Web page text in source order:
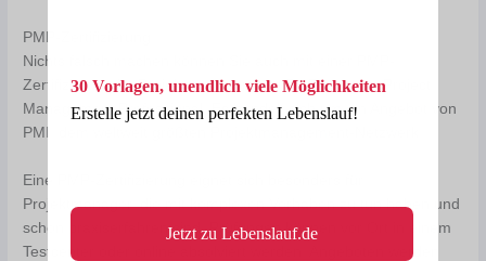
PMP-Zertifizierung
Nichts falsch machen können Sie auch mit einer PMP-
Zertifizierung im Projektmanagement. PMP steht für Project
Management Professional. Es handelt sich um ein Angebot von
PMI, dem weltweit größten Projektmanagement-Netzwerk.
Eine PMP-Zertifizierung eignet sich besonders für
Projektmanager, die mit komplexen Vorhaben zu tun haben und
schon praxiserfahren sind. Prüfungen können vor Ort in einem
Testcenter oder online absolviert werden. Angeboten werden
30 Vorlagen, unendlich viele Möglichkeiten
Erstelle jetzt deinen perfekten Lebenslauf!
Jetzt zu Lebenslauf.de